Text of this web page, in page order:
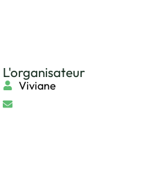
L'organisateur
Viviane